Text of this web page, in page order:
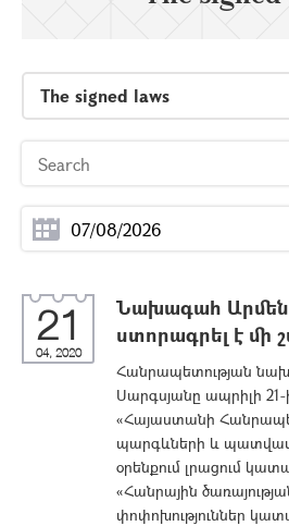
The signed laws
21
04, 2020
Նախագահ Արմեն
ստորագրել է մի
Հանրապետության
Սարգսյանը ապրիլի
«Հայաստանի
պարգևների և
օրենքում լրացում
«Հանրային
փոփոխություններ